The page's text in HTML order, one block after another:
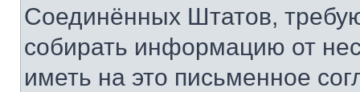
Соединённых Штатов,
собирать информацию от
иметь на это письменное